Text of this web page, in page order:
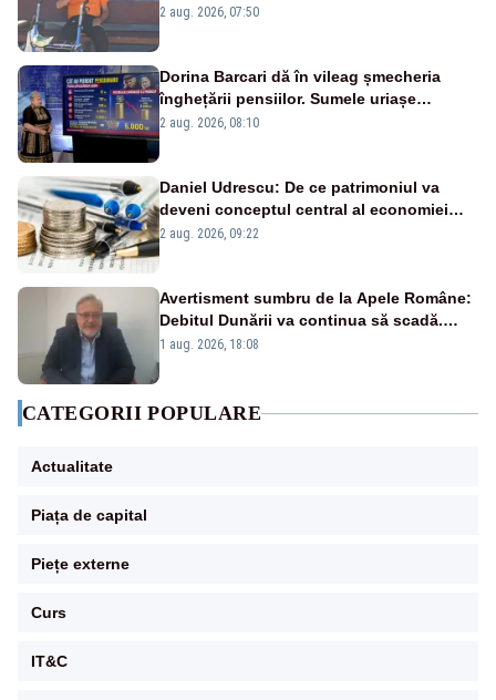
Oamenii au „cu program la robinet”
2 aug. 2026, 07:50
Dorina Barcari dă în vileag șmecheria
înghețării pensiilor. Sumele uriașe
pierdute de fiecare român
2 aug. 2026, 08:10
Daniel Udrescu: De ce patrimoniul va
deveni conceptul central al economiei
viitoare?
2 aug. 2026, 09:22
Avertisment sumbru de la Apele Române:
Debitul Dunării va continua să scadă.
Cernavodă s-ar putea închide în 4 zile
1 aug. 2026, 18:08
CATEGORII POPULARE
Actualitate
Piața de capital
Piețe externe
Curs
IT&C